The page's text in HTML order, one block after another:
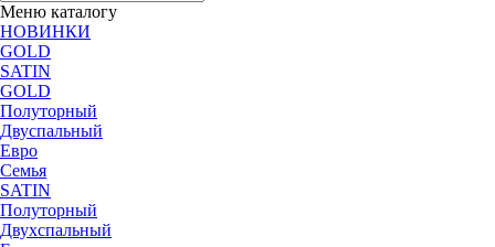
Меню каталогу
НОВИНКИ
GOLD
SATIN
GOLD
Полуторный
Двуспальный
Евро
Семья
SATIN
Полуторный
Двухспальный